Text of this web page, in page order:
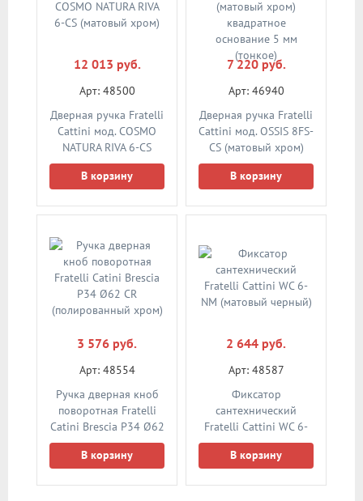
12 013 руб.
Арт: 48500
Дверная ручка Fratelli
Cattini мод. COSMO
NATURA RIVA 6-CS
(матовый хром)
В корзину
7 220 руб.
Арт: 46940
Дверная ручка Fratelli
Cattini мод. OSSIS 8FS-
CS (матовый хром)
квадратное
основание 5 мм
В корзину
3 576 руб.
Арт: 48554
Ручка дверная кноб
поворотная Fratelli
Catini Brescia P34 Ø62
CR (полированный
хром)
В корзину
2 644 руб.
Арт: 48587
Фиксатор
сантехнический
Fratelli Cattini WC 6-
NM (матовый черный)
В корзину